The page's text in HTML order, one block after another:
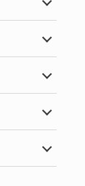
Expandera
Expandera
Expandera
Expandera
Expandera